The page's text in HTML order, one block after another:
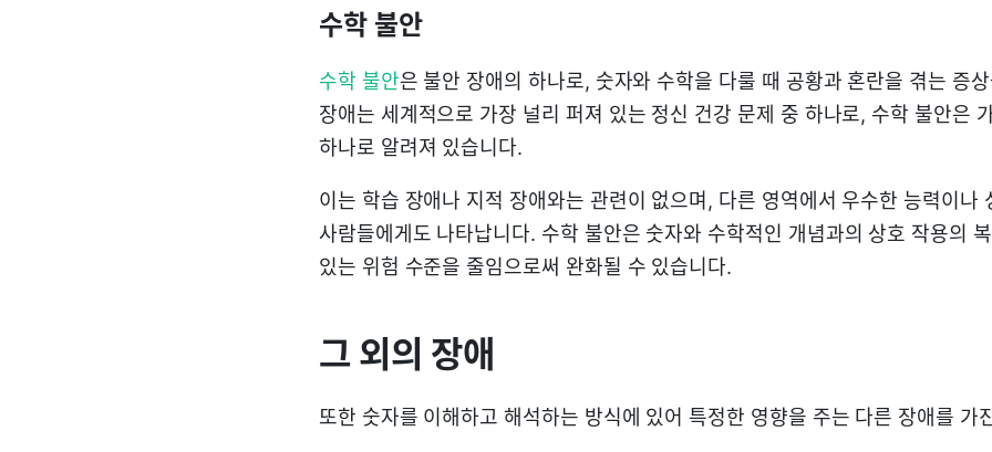
수학 불안
수학 불안은 불안 장애의 하나로, 숫자와 수학을 다룰 때 공황과 혼란을 겪는 증
장애는 세계적으로 가장 널리 퍼져 있는 정신 건강 문제 중 하나로, 수학 불안은
하나로 알려져 있습니다.
이는 학습 장애나 지적 장애와는 관련이 없으며, 다른 영역에서 우수한 능력이나
사람들에게도 나타납니다. 수학 불안은 숫자와 수학적인 개념과의 상호 작용의
있는 위험 수준을 줄임으로써 완화될 수 있습니다.
그 외의 장애
또한 숫자를 이해하고 해석하는 방식에 있어 특정한 영향을 주는 다른 장애를 가